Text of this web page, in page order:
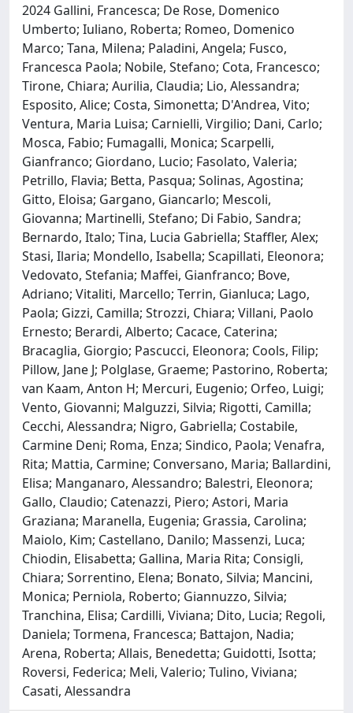
2024 Gallini, Francesca; De Rose, Domenico
Umberto; Iuliano, Roberta; Romeo, Domenico
Marco; Tana, Milena; Paladini, Angela; Fusco,
Francesca Paola; Nobile, Stefano; Cota, Francesco;
Tirone, Chiara; Aurilia, Claudia; Lio, Alessandra;
Esposito, Alice; Costa, Simonetta; D'Andrea, Vito;
Ventura, Maria Luisa; Carnielli, Virgilio; Dani, Carlo;
Mosca, Fabio; Fumagalli, Monica; Scarpelli,
Gianfranco; Giordano, Lucio; Fasolato, Valeria;
Petrillo, Flavia; Betta, Pasqua; Solinas, Agostina;
Gitto, Eloisa; Gargano, Giancarlo; Mescoli,
Giovanna; Martinelli, Stefano; Di Fabio, Sandra;
Bernardo, Italo; Tina, Lucia Gabriella; Staffler, Alex;
Stasi, Ilaria; Mondello, Isabella; Scapillati, Eleonora;
Vedovato, Stefania; Maffei, Gianfranco; Bove,
Adriano; Vitaliti, Marcello; Terrin, Gianluca; Lago,
Paola; Gizzi, Camilla; Strozzi, Chiara; Villani, Paolo
Ernesto; Berardi, Alberto; Cacace, Caterina;
Bracaglia, Giorgio; Pascucci, Eleonora; Cools, Filip;
Pillow, Jane J; Polglase, Graeme; Pastorino, Roberta;
van Kaam, Anton H; Mercuri, Eugenio; Orfeo, Luigi;
Vento, Giovanni; Malguzzi, Silvia; Rigotti, Camilla;
Cecchi, Alessandra; Nigro, Gabriella; Costabile,
Carmine Deni; Roma, Enza; Sindico, Paola; Venafra,
Rita; Mattia, Carmine; Conversano, Maria; Ballardini,
Elisa; Manganaro, Alessandro; Balestri, Eleonora;
Gallo, Claudio; Catenazzi, Piero; Astori, Maria
Graziana; Maranella, Eugenia; Grassia, Carolina;
Maiolo, Kim; Castellano, Danilo; Massenzi, Luca;
Chiodin, Elisabetta; Gallina, Maria Rita; Consigli,
Chiara; Sorrentino, Elena; Bonato, Silvia; Mancini,
Monica; Perniola, Roberto; Giannuzzo, Silvia;
Tranchina, Elisa; Cardilli, Viviana; Dito, Lucia; Regoli,
Daniela; Tormena, Francesca; Battajon, Nadia;
Arena, Roberta; Allais, Benedetta; Guidotti, Isotta;
Roversi, Federica; Meli, Valerio; Tulino, Viviana;
Casati, Alessandra